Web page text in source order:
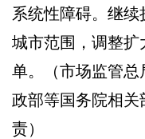
系统性障碍。继
城市范围，调整
单。（市场监管
政部等国务院相关
责）